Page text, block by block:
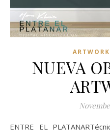
NUEVA
ENTRE EL PLATANARTécnica Technique: Acrílico s/tela